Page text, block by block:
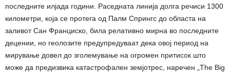
последните илјада години. Раседната линија долга речиси 1300
километри, која се протега од Палм Спрингс до областа на
заливот Сан Франциско, била релативно мирна во последните
децении, но геолозите предупредуваат дека овој период на
мирување довел до зголемување на огромен притисок што
може да предизвика катастрофален земјотрес, наречен „The Big